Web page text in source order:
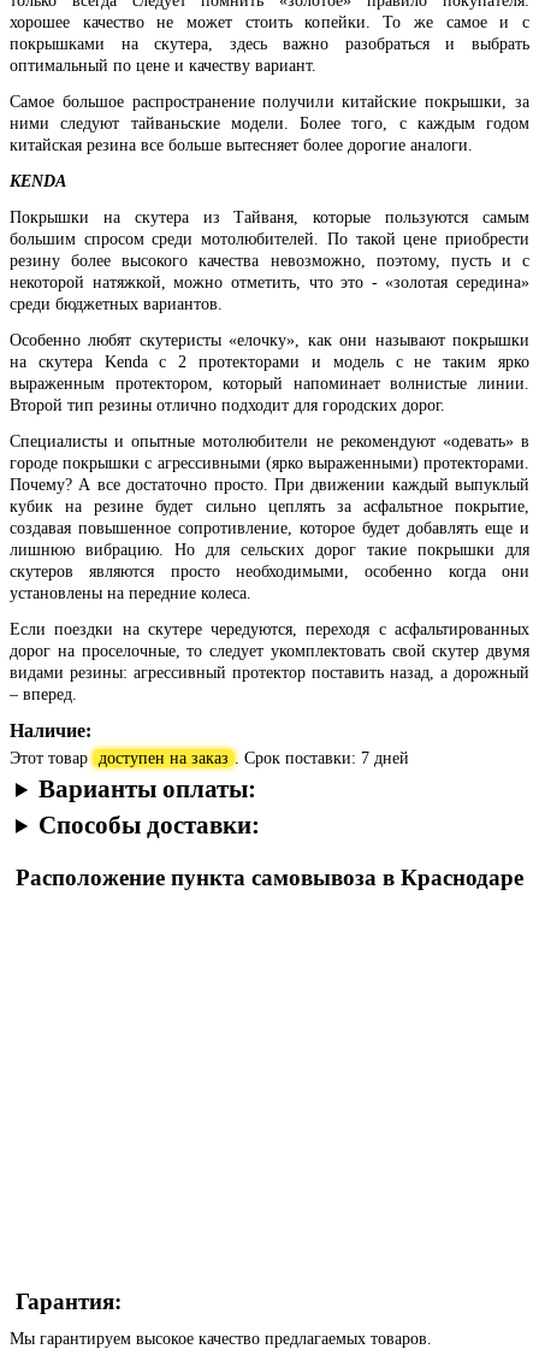
хорошее качество не может стоить копейки. То же самое и с
покрышками на скутера, здесь важно разобраться и выбрать
оптимальный по цене и качеству вариант.
Самое большое распространение получили китайские покрышки, за
ними следуют тайваньские модели. Более того, с каждым годом
китайская резина все больше вытесняет более дорогие аналоги.
KENDA
Покрышки на скутера из Тайваня, которые пользуются самым
большим спросом среди мотолюбителей. По такой цене приобрести
резину более высокого качества невозможно, поэтому, пусть и с
некоторой натяжкой, можно отметить, что это - «золотая середина»
среди бюджетных вариантов.
Особенно любят скутеристы «елочку», как они называют покрышки
на скутера Kenda с 2 протекторами и модель с не таким ярко
выраженным протектором, который напоминает волнистые линии.
Второй тип резины отлично подходит для городских дорог.
Специалисты и опытные мотолюбители не рекомендуют «одевать» в
городе покрышки с агрессивными (ярко выраженными) протекторами.
Почему? А все достаточно просто. При движении каждый выпуклый
кубик на резине будет сильно цеплять за асфальтное покрытие,
создавая повышенное сопротивление, которое будет добавлять еще и
лишнюю вибрацию. Но для сельских дорог такие покрышки для
скутеров являются просто необходимыми, особенно когда они
установлены на передние колеса.
Если поездки на скутере чередуются, переходя с асфальтированных
дорог на проселочные, то следует укомплектовать свой скутер двумя
видами резины: агрессивный протектор поставить назад, а дорожный
– вперед.
Наличие:
Этот товар доступен на заказ . Срок поставки: 7 дней
Варианты оплаты:
Способы доставки:
Расположение пункта самовывоза в Краснодаре
Гарантия:
Мы гарантируем высокое качество предлагаемых товаров.